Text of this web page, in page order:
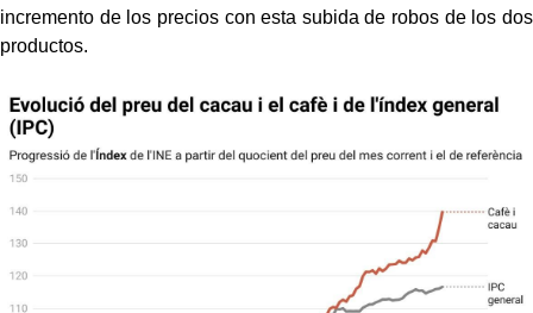
incremento de los precios con esta subida de robos de los dos
productos.